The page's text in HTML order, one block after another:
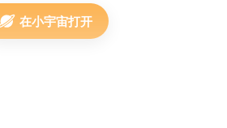
在小宇宙打开